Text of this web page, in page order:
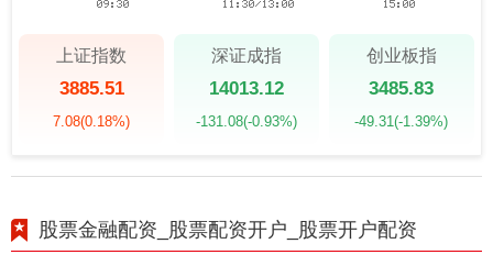
上证指数
3885.51
7.08(0.18%)
深证成指
14013.12
-131.08(-0.93%)
创业板指
3485.83
-49.31(-1.39%)
股票金融配资_股票配资开户_股票开户配资